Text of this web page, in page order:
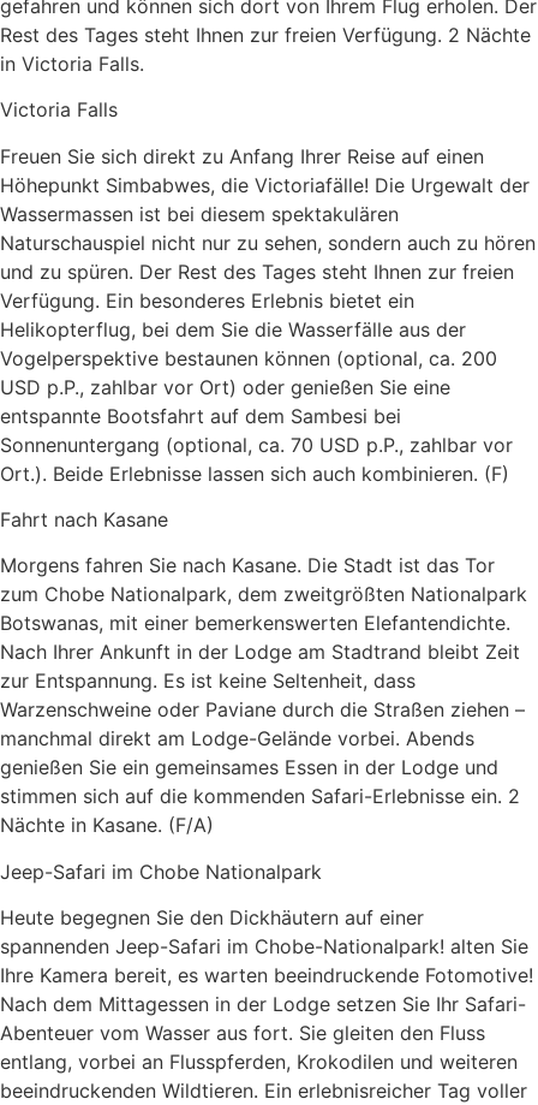
gefahren und können sich dort von Ihrem Flug erholen. Der
Rest des Tages steht Ihnen zur freien Verfügung. 2 Nächte
in Victoria Falls.
Victoria Falls
Freuen Sie sich direkt zu Anfang Ihrer Reise auf einen
Höhepunkt Simbabwes, die Victoriafälle! Die Urgewalt der
Wassermassen ist bei diesem spektakulären
Naturschauspiel nicht nur zu sehen, sondern auch zu hören
und zu spüren. Der Rest des Tages steht Ihnen zur freien
Verfügung. Ein besonderes Erlebnis bietet ein
Helikopterflug, bei dem Sie die Wasserfälle aus der
Vogelperspektive bestaunen können (optional, ca. 200
USD p.P., zahlbar vor Ort) oder genießen Sie eine
entspannte Bootsfahrt auf dem Sambesi bei
Sonnenuntergang (optional, ca. 70 USD p.P., zahlbar vor
Ort.). Beide Erlebnisse lassen sich auch kombinieren. (F)
Fahrt nach Kasane
Morgens fahren Sie nach Kasane. Die Stadt ist das Tor
zum Chobe Nationalpark, dem zweitgrößten Nationalpark
Botswanas, mit einer bemerkenswerten Elefantendichte.
Nach Ihrer Ankunft in der Lodge am Stadtrand bleibt Zeit
zur Entspannung. Es ist keine Seltenheit, dass
Warzenschweine oder Paviane durch die Straßen ziehen –
manchmal direkt am Lodge-Gelände vorbei. Abends
genießen Sie ein gemeinsames Essen in der Lodge und
stimmen sich auf die kommenden Safari-Erlebnisse ein. 2
Nächte in Kasane. (F/A)
Jeep-Safari im Chobe Nationalpark
Heute begegnen Sie den Dickhäutern auf einer
spannenden Jeep-Safari im Chobe-Nationalpark! alten Sie
Ihre Kamera bereit, es warten beeindruckende Fotomotive!
Nach dem Mittagessen in der Lodge setzen Sie Ihr Safari-
Abenteuer vom Wasser aus fort. Sie gleiten den Fluss
entlang, vorbei an Flusspferden, Krokodilen und weiteren
beeindruckenden Wildtieren. Ein erlebnisreicher Tag voller